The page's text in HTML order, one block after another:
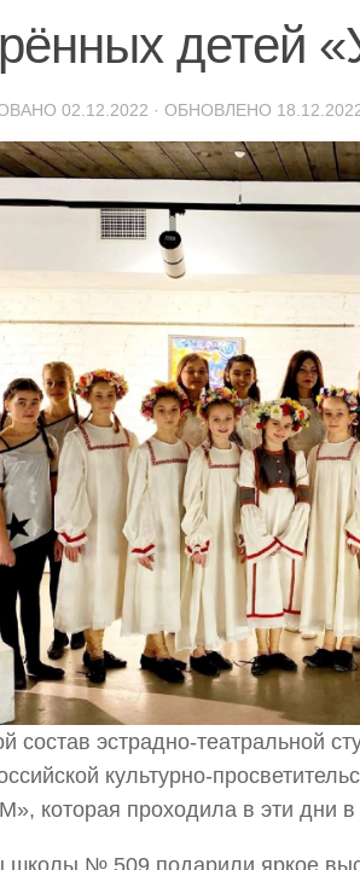
детей
02.12.2022 · ОБНОВЛЕНО
состав эстрадно-театральной
культурно-
которая проходила в эти дни
школы № 509 подарили яркое